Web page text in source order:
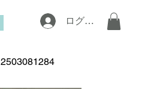
お問い合わせ
ログイン
2503081284